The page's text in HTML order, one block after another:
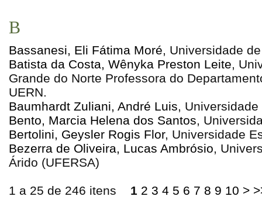
B
Bassanesi, Eli Fátima Moré, Universidade
Batista da Costa, Wênyka Preston Leite,
Grande do Norte Professora do
UERN.
Baumhardt Zuliani, André Luis,
Bento, Marcia Helena dos Santos,
Bertolini, Geysler Rogis Flor, Universidade
Bezerra de Oliveira, Lucas Ambrósio,
Árido (UFERSA)
1 a 25 de 246 itens 1 2 3 4 5 6 7 8 9 10 >